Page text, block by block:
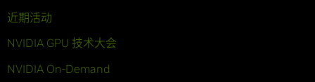
近期活动
NVIDIA GPU 技术大会
NVIDIA On-Demand